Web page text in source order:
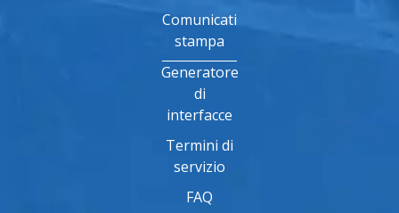
Comunicati
stampa
Generatore
di
interfacce
Termini di
servizio
FAQ